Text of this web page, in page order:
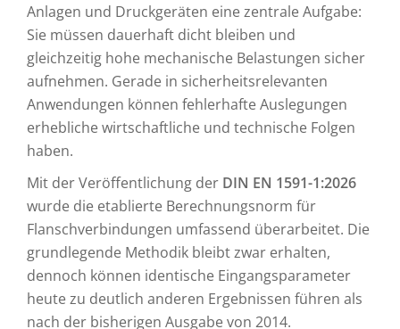
Anlagen und Druckgeräten eine zentrale Aufgabe:
Sie müssen dauerhaft dicht bleiben und
gleichzeitig hohe mechanische Belastungen sicher
aufnehmen. Gerade in sicherheitsrelevanten
Anwendungen können fehlerhafte Auslegungen
erhebliche wirtschaftliche und technische Folgen
haben.
Mit der Veröffentlichung der DIN EN 1591-1:2026
wurde die etablierte Berechnungsnorm für
Flanschverbindungen umfassend überarbeitet. Die
grundlegende Methodik bleibt zwar erhalten,
dennoch können identische Eingangsparameter
heute zu deutlich anderen Ergebnissen führen als
nach der bisherigen Ausgabe von 2014.